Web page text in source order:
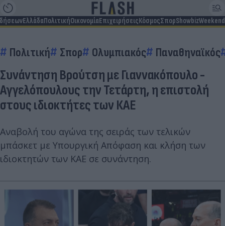
ΕλλάδαΠολιτικήΟικονομίαΕπιχειρήσειςΚόσμοςΣπορShowbizWeekend
Πολιτική Σπορ Ολυμπιακός Παναθηναϊκός
Συνάντηση Βρούτση με Γιαννακόπουλο -
Αγγελόπουλους την Τετάρτη, η επιστολή
στους ιδιοκτήτες των ΚΑΕ
Αναβολή του αγώνα της σειράς των τελικών
μπάσκετ με Υπουργική Απόφαση και κλήση των
ιδιοκτητών των ΚΑΕ σε συνάντηση.